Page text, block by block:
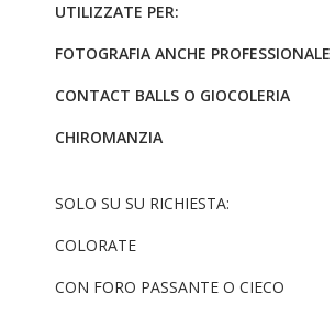
UTILIZZATE PER:
FOTOGRAFIA ANCHE PROFESSIONALE
CONTACT BALLS O GIOCOLERIA
CHIROMANZIA
SOLO SU SU RICHIESTA:
COLORATE
CON FORO PASSANTE O CIECO